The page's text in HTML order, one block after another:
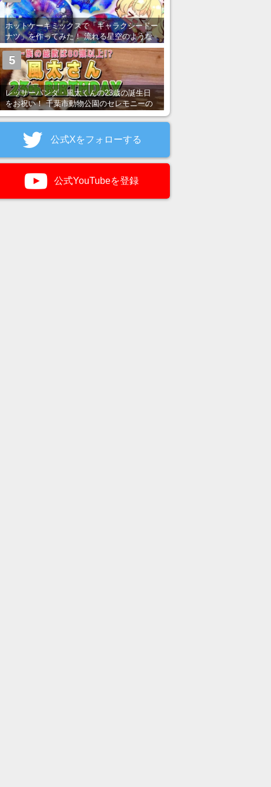
ホットケーキミックスで「ギャラクシードー
ナツ」を作ってみた！ 流れる星空のような
レンチン・レシピを紹介
レッサーパンダ・風太くんの23歳の誕生日
をお祝い！ 千葉市動物公園のセレモニーの
5
公式Xをフォローする
公式YouTubeを登録